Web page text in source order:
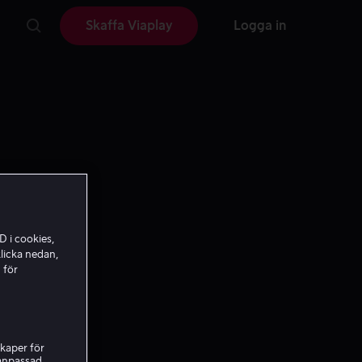
Skaffa Viaplay Logga in
i cookies,
nedan,
för
för